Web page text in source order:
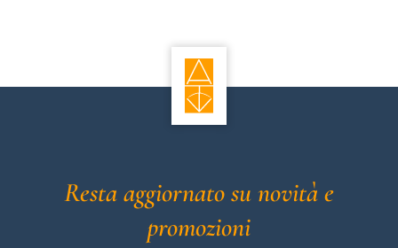
Resta aggiornato su novità e
promozioni